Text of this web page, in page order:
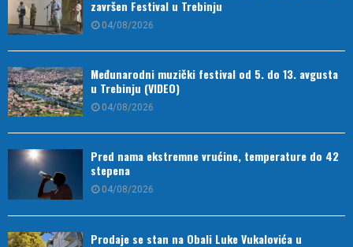
završen Festival u Trebinju
04/08/2026
Međunarodni muzički festival od 5. do 13. avgusta
u Trebinju (VIDEO)
04/08/2026
Pred nama ekstremne vrućine, temperature do 42
stepena
04/08/2026
Prodaje se stan na Obali Luke Vukalovića u